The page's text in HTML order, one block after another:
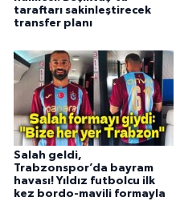
taraftarı sakinleştirecek
transfer planı
Salah geldi,
Trabzonspor’da bayram
havası! Yıldız futbolcu ilk
kez bordo-mavili formayla